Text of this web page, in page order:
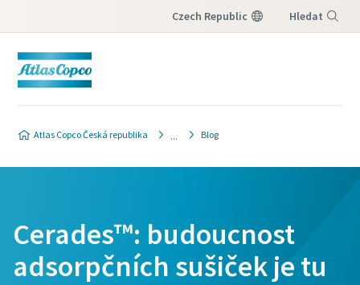
Czech Republic Hledat
Atlas Copco Česká republika Blog
Cerades™: budoucnost
adsorpčních sušiček je tu